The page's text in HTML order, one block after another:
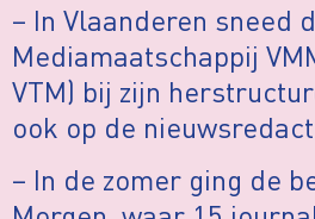
– In Vlaanderen sneed
Mediamaatschappij
VTM) bij zijn
ook op de
– In de zomer ging de